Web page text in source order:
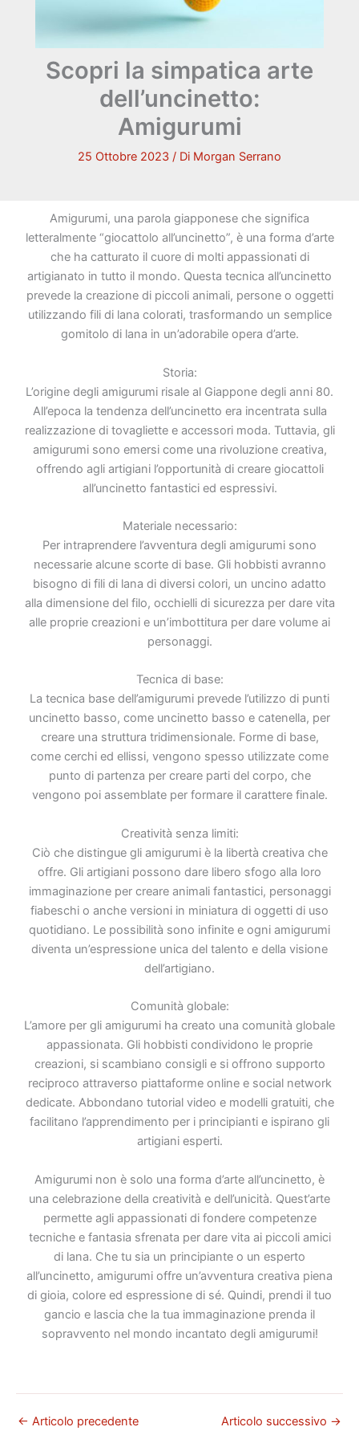
Scopri la simpatica arte
dell’uncinetto:
Amigurumi
25 Ottobre 2023 / Di Morgan Serrano
Amigurumi, una parola giapponese che significa
letteralmente “giocattolo all’uncinetto”, è una forma d’arte
che ha catturato il cuore di molti appassionati di
artigianato in tutto il mondo. Questa tecnica all’uncinetto
prevede la creazione di piccoli animali, persone o oggetti
utilizzando fili di lana colorati, trasformando un semplice
gomitolo di lana in un’adorabile opera d’arte.
Storia:
L’origine degli amigurumi risale al Giappone degli anni 80.
All’epoca la tendenza dell’uncinetto era incentrata sulla
realizzazione di tovagliette e accessori moda. Tuttavia, gli
amigurumi sono emersi come una rivoluzione creativa,
offrendo agli artigiani l’opportunità di creare giocattoli
all’uncinetto fantastici ed espressivi.
Materiale necessario:
Per intraprendere l’avventura degli amigurumi sono
necessarie alcune scorte di base. Gli hobbisti avranno
bisogno di fili di lana di diversi colori, un uncino adatto
alla dimensione del filo, occhielli di sicurezza per dare vita
alle proprie creazioni e un’imbottitura per dare volume ai
personaggi.
Tecnica di base:
La tecnica base dell’amigurumi prevede l’utilizzo di punti
uncinetto basso, come uncinetto basso e catenella, per
creare una struttura tridimensionale. Forme di base,
come cerchi ed ellissi, vengono spesso utilizzate come
punto di partenza per creare parti del corpo, che
vengono poi assemblate per formare il carattere finale.
Creatività senza limiti:
Ciò che distingue gli amigurumi è la libertà creativa che
offre. Gli artigiani possono dare libero sfogo alla loro
immaginazione per creare animali fantastici, personaggi
fiabeschi o anche versioni in miniatura di oggetti di uso
quotidiano. Le possibilità sono infinite e ogni amigurumi
diventa un’espressione unica del talento e della visione
dell’artigiano.
Comunità globale:
L’amore per gli amigurumi ha creato una comunità globale
appassionata. Gli hobbisti condividono le proprie
creazioni, si scambiano consigli e si offrono supporto
reciproco attraverso piattaforme online e social network
dedicate. Abbondano tutorial video e modelli gratuiti, che
facilitano l’apprendimento per i principianti e ispirano gli
artigiani esperti.
Amigurumi non è solo una forma d’arte all’uncinetto, è
una celebrazione della creatività e dell’unicità. Quest’arte
permette agli appassionati di fondere competenze
tecniche e fantasia sfrenata per dare vita ai piccoli amici
di lana. Che tu sia un principiante o un esperto
all’uncinetto, amigurumi offre un’avventura creativa piena
di gioia, colore ed espressione di sé. Quindi, prendi il tuo
gancio e lascia che la tua immaginazione prenda il
sopravvento nel mondo incantato degli amigurumi!
← Articolo precedente Articolo successivo →